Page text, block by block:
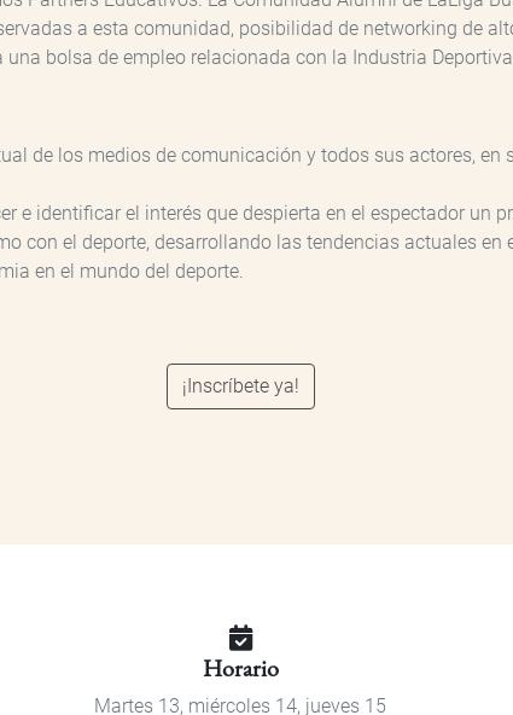
a esta comunidad, posibilidad de networking de
bolsa de empleo relacionada con la Industria
de los medios de comunicación y todos sus actores, en
e identificar el interés que despierta en el espectador un
con el deporte, desarrollando las tendencias actuales en
en el mundo del deporte.
¡Inscríbete ya!
Horario
Martes 13, miércoles 14, jueves 15